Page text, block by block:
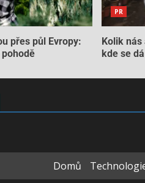
přes půl Evropy:
PR
Kolik nás
kde se
Domů